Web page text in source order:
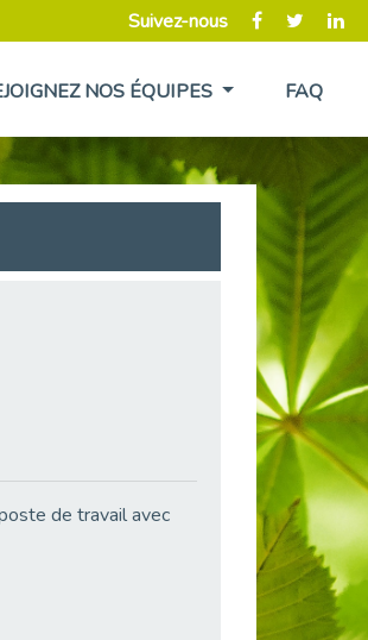
Suivez-nous
NOS ÉQUIPES FAQ
de travail avec